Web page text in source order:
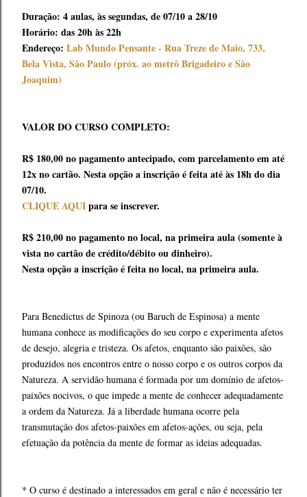
Duração: 4 aulas, às segundas, de 07/10 a 28/10
Horário: das 20h às 22h
Endereço: Lab Mundo Pensante - Rua Treze de Maio, 733,
Bela Vista, São Paulo (próx. ao metrô Brigadeiro e São
Joaquim)
VALOR DO CURSO COMPLETO:
R$ 180,00 no pagamento antecipado, com parcelamento em até
12x no cartão. Nesta opção a inscrição é feita até às 18h do dia
07/10.
CLIQUE AQUIpara se inscrever.
R$ 210,00 no pagamento no local, na primeira aula (somente à
vista no cartão de crédito/débito ou dinheiro).
Nesta opção a inscrição é feita no local, na primeira aula.
Para Benedictus de Spinoza (ou Baruch de Espinosa) a mente
humana conhece as modificações do seu corpo e experimenta afetos
de desejo, alegria e tristeza. Os afetos, enquanto são paixões, são
produzidos nos encontros entre o nosso corpo e os outros corpos da
Natureza. A servidão humana é formada por um domínio de afetos-
paixões nocivos, o que impede a mente de conhecer adequadamente
a ordem da Natureza. Já a liberdade humana ocorre pela
transmutação dos afetos-paixões em afetos-ações, ou seja, pela
efetuação da potência da mente de formar as ideias adequadas.
* O curso é destinado a interessados em geral e não é necessário ter